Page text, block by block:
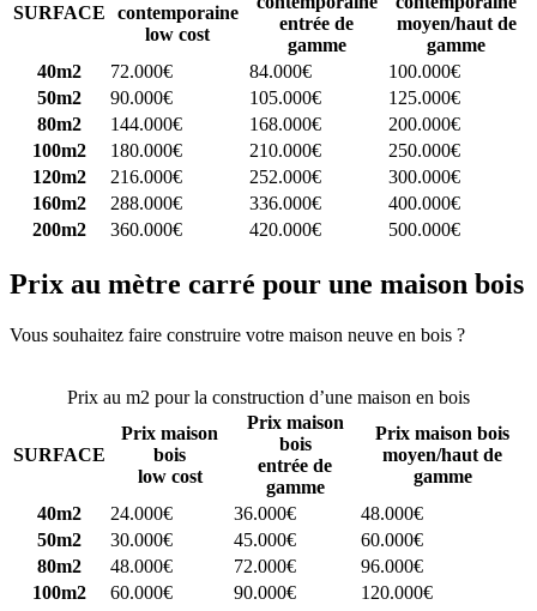
SURFACE
contemporaine
low cost
entrée de
gamme
moyen/haut de
gamme
40m2
72.000€ 84.000€
100.000€
50m2
90.000€ 105.000€
125.000€
80m2
144.000€ 168.000€
200.000€
100m2
180.000€ 210.000€
250.000€
120m2
216.000€ 252.000€
300.000€
160m2
288.000€ 336.000€
400.000€
200m2
360.000€ 420.000€ 500.000€
Prix au mètre carré pour une maison bois
Vous souhaitez faire construire votre maison neuve en bois ?
Prix au m2 pour la construction d’une maison en bois
SURFACE
Prix maison
bois
low cost
Prix maison
bois
entrée de
gamme
Prix maison bois
moyen/haut de
gamme
40m2
24.000€ 36.000€
48.000€
50m2
30.000€ 45.000€
60.000€
80m2
48.000€ 72.000€
96.000€
100m2
60.000€ 90.000€
120.000€